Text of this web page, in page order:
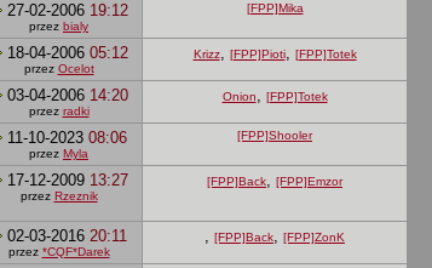
27-02-2006 19:12
przez bialy
[FPP]Mika
18-04-2006 05:12
przez Ocelot
Krizz, [FPP]Pioti, [FPP]Totek
03-04-2006 14:20
przez radki
Onion, [FPP]Totek
11-10-2023 08:06
przez Myla
[FPP]Shooler
17-12-2009 13:27
przez Rzeznik
[FPP]Back, [FPP]Emzor
02-03-2016 20:11
przez *CQF*Darek
, [FPP]Back, [FPP]ZonK